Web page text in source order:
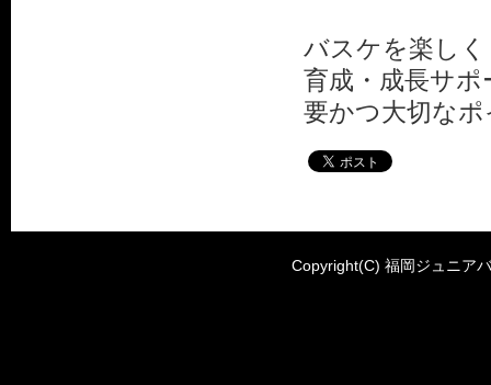
バスケを楽し
育成・成長サ
要かつ大切な
Copyright(C) 福岡ジュニア